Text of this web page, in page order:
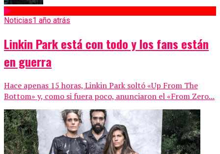
Noticias1 año atrás
Linkin Park está con todo y los fans están
en guerra
Hace apenas 15 horas, Linkin Park soltó «Up From The
Bottom» y, como si fuera poco, anunciaron el «From Zero...